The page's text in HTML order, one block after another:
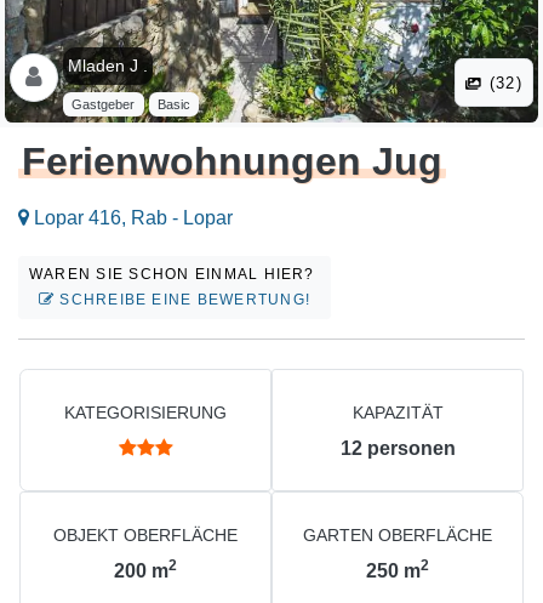
Mladen J .
Gastgeber Basic
(32)
Ferienwohnungen Jug
Lopar 416, Rab - Lopar
WAREN SIE SCHON EINMAL HIER?
SCHREIBE EINE BEWERTUNG!
KATEGORISIERUNG KAPAZITÄT
12 personen
OBJEKT OBERFLÄCHE
200 m2
GARTEN OBERFLÄCHE
250 m2